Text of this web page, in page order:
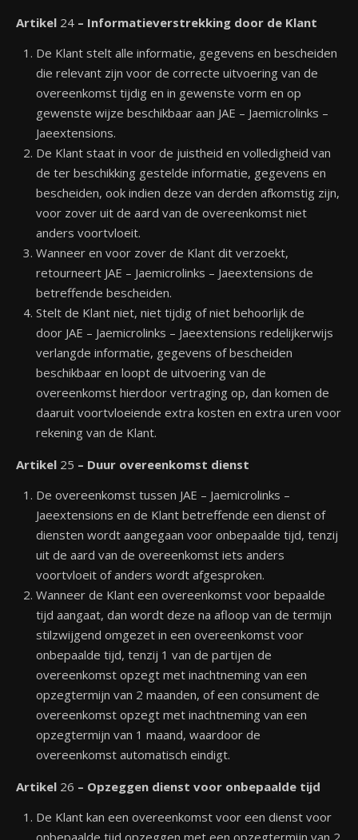
Artikel 24 – Informatieverstrekking door de Klant
De Klant stelt alle informatie, gegevens en bescheiden
die relevant zijn voor de correcte uitvoering van de
overeenkomst tijdig en in gewenste vorm en op
gewenste wijze beschik­baar aan JAE – Jaemicrolinks –
Jaeextensions.
De Klant staat in voor de juistheid en volledigheid van
de ter beschikking gestelde informatie, gegevens en
bescheiden, ook indien deze van derden afkomstig zijn,
voor zover uit de aard van de overeenkomst niet
anders voortvloeit.
Wanneer en voor zover de Klant dit verzoekt,
retourneert JAE – Jaemicrolinks – Jaeextensions de
betreffende bescheiden.
Stelt de Klant niet, niet tijdig of niet behoorlijk de
door JAE – Jaemicrolinks – Jaeextensions redelijkerwijs
verlangde informatie, gegevens of bescheiden
beschikbaar en loopt de uitvoering van de
overeenkomst hierdoor vertraging op, dan komen de
daaruit voortvloeiende extra kosten en extra uren voor
rekening van de Klant.
Artikel 25 – Duur overeenkomst dienst
De overeenkomst tussen JAE – Jaemicrolinks –
Jaeextensions en de Klant betreffende een dienst of
diensten wordt aangegaan voor onbepaalde tijd, tenzij
uit de aard van de overeenkomst iets anders
voortvloeit of anders wordt afgesproken.
Wanneer de Klant een overeenkomst voor bepaalde
tijd aangaat, dan wordt deze na afloop van de termijn
stilzwijgend omgezet in een overeenkomst voor
onbepaalde tijd, tenzij 1 van de partijen de
overeenkomst opzegt met inachtneming van een
opzegtermijn van 2 maanden, of een consument de
overeenkomst opzegt met inachtneming van een
opzegtermijn van 1 maand, waardoor de
overeenkomst automatisch eindigt.
Artikel 26 – Opzeggen dienst voor onbepaalde tijd
De Klant kan een overeenkomst voor een dienst voor
onbepaalde tijd opzeggen met een opzegtermijn van 2